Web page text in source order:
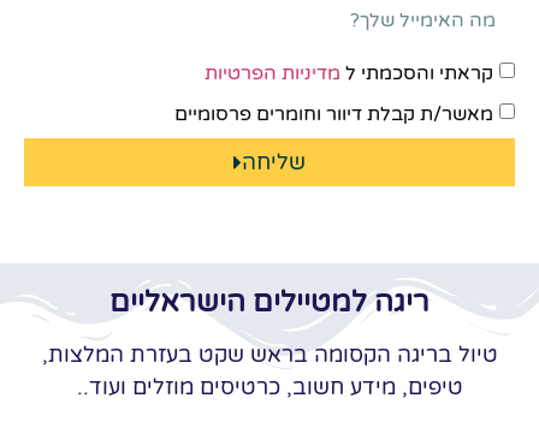
קראתי והסכמתי ל מדיניות הפרטיות
מאשר/ת קבלת דיוור וחומרים פרסומיים
שליחה
ריגה למטיילים הישראליים
טיול בריגה הקסומה בראש שקט בעזרת המלצות,
טיפים, מידע חשוב, כרטיסים מוזלים ועוד..